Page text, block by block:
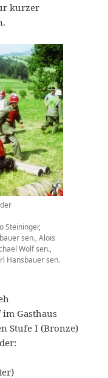
kurzer
Steininger,
sen., Alois
Wolf sen.,
Hansbauer sen.
Gasthaus
Stufe I (Bronze)